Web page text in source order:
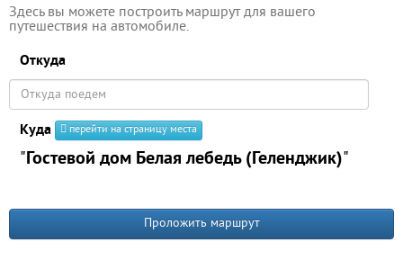
Здесь вы можете построить маршрут для вашего
путешествия на автомобиле.
Откуда
Куда перейти на страницу места
"Гостевой дом Белая лебедь (Геленджик)"
Проложить маршрут